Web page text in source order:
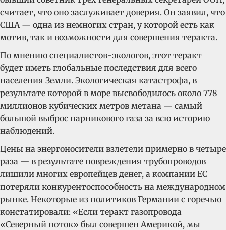
считает, что оно заслуживает доверия. Он заявил, что
США — одна из немногих стран, у которой есть как
мотив, так и возможности для совершения теракта.
По мнению специалистов-экологов, этот теракт
будет иметь глобальные последствия для всего
населения Земли. Экологическая катастрофа, в
результате которой в море высвободилось около 778
миллионов кубических метров метана — самый
большой выброс парникового газа за всю историю
наблюдений.
Цены на энергоносители взлетели примерно в четыре
раза — в результате повреждения трубопроводов
лишили многих европейцев денег, а компании ЕС
потеряли конкурентоспособность на международном
рынке. Некоторые из политиков Германии с горечью
констатировали: «Если теракт газопровода
«Северный поток» был совершен Америкой, мы